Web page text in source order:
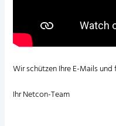
Wir schützen Ihre E-Mails
Ihr Netcon-Team